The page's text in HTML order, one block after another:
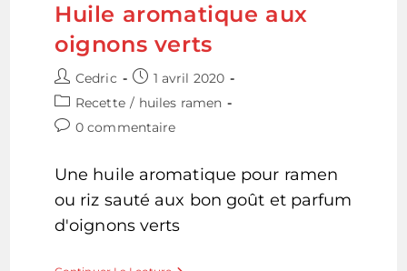
Huile aromatique aux
oignons verts
Auteur/autrice
de
la
publication :
Cedric
Publication
publiée :
1 avril 2020
Post
category:
Recette / huiles ramen
Commentaires
publication :
0 commentaire
Une huile aromatique pour ramen
ou riz sauté aux bon goût et parfum
d'oignons verts